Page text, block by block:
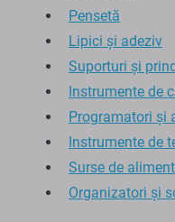
Pensetă
Lipici și adeziv
Suporturi și
Instrumente de
Programatori și
Instrumente de
Surse de
Organizatori și